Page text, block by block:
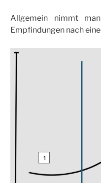
Allgemein nimmt
Empfindungen nach